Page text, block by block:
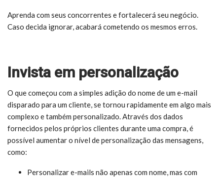
Aprenda com seus concorrentes e fortalecerá seu negócio.
Caso decida ignorar, acabará cometendo os mesmos erros.
Invista em personalização
O que começou com a simples adição do nome de um e-mail
disparado para um cliente, se tornou rapidamente em algo mais
complexo e também personalizado. Através dos dados
fornecidos pelos próprios clientes durante uma compra, é
possível aumentar o nível de personalização das mensagens,
como:
Personalizar e-mails não apenas com nome, mas com